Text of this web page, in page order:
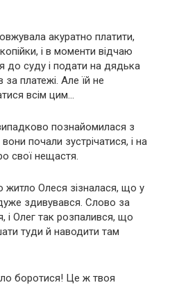
акуратно платити,
і в моменти відчаю
до суду і подати на дядька
за платежі. Але їй не
всім цим…
познайомилася з
почали зустрічатися, і на
свої нещастя.
житло Олеся зізналася, що у
здивувався. Слово за
і Олег так розпалився, що
туди й наводити там
боротися! Це ж твоя